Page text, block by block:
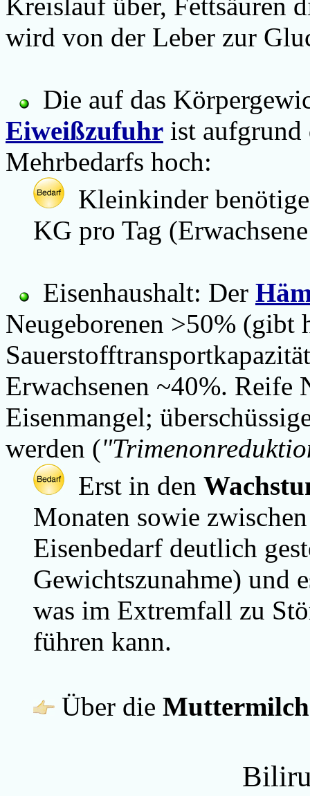
wird von der Leber zur
Die auf das
Eiweißzufuhr ist aufgrund
Mehrbedarfs hoch:
Kleinkinder
KG pro Tag
Eisenhaushalt: Der
Neugeborenen >50% (gibt
Erwachsenen ~40%. Reife
Eisenmangel;
werden (
Erst in den
Monaten sowie
Eisenbedarf deutlich
Gewichtszunahme) und
was im Extremfall zu
führen kann.
Über die Muttermilch